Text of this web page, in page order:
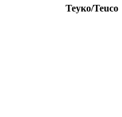
Теуко/Teuco